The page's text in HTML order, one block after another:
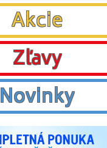
Akcie
Zľavy
Novinky